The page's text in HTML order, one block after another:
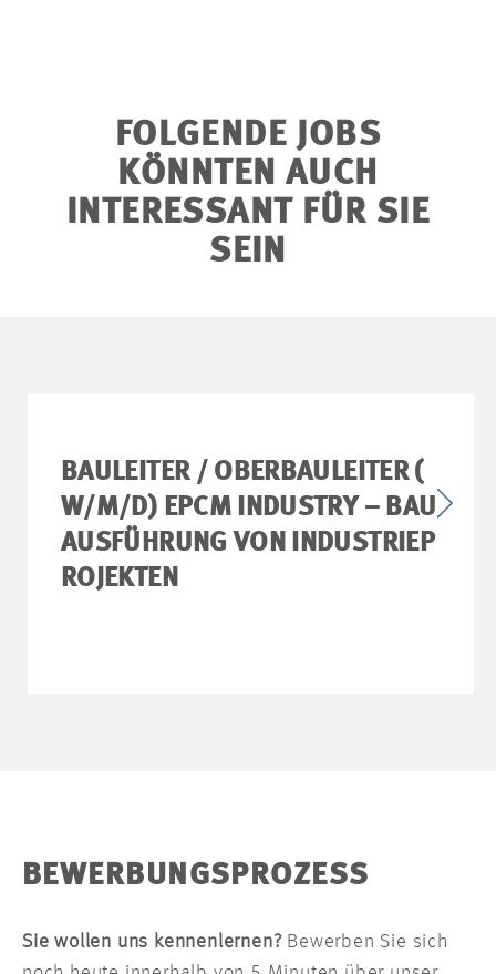
FOLGENDE JOBS
KÖNNTEN AUCH
INTERESSANT FÜR SIE
SEIN
BAULEITER / OBERBAULEITER (
W/M/D) EPCM INDUSTRY – BAU
AUSFÜHRUNG VON INDUSTRIEP
ROJEKTEN
BEWERBUNGSPROZESS
Sie wollen uns kennenlernen?Bewerben Sie sich